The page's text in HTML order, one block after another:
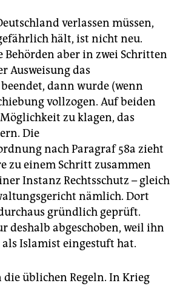
verlassen müssen,
hält, ist nicht neu.
Behörden aber in zwei Schritten
Ausweisung das
dann wurde (wenn
vollzogen. Auf beiden
zu klagen, das
Die
nach Paragraf 58a zieht
zu einem Schritt zusammen
Instanz Rechtsschutz – gleich
nämlich. Dort
gründlich geprüft.
deshalb abgeschoben, weil ihn
Islamist eingestuft hat.
üblichen Regeln. In Krieg